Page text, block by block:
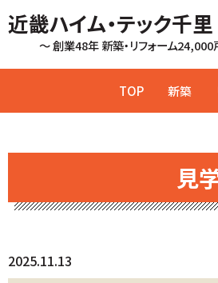
近畿ハイム・テック千
～ 創業48年 新築・リフォーム
TOP 新築
見
2025.11.13